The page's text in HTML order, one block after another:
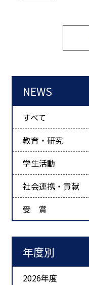
NEWS
すべて
教育・研究
学生活動
社会連携・貢献
受 賞
年度別
2026年度